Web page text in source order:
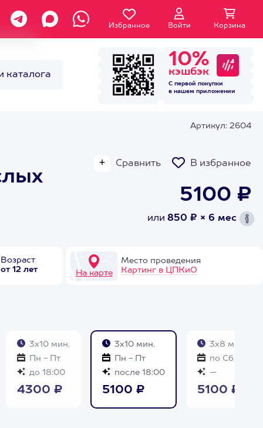
Избранное Войти Корзина
каталога
10%
кэшбэк
С первой покупки
в нашем приложении
Артикул: 2604
Сравнить В избранное
5100 ₽
или 850 ₽ × 6 мес
Возраст
от 12 лет
На карте
Место проведения
Картинг в ЦПКиО
3х10 мин.
Пн - Пт
до 18:00
4300 ₽
3х10 мин.
Пн - Пт
после 18:00
5100 ₽
3х8 мин.
по Сб и Вс
—
5100 ₽